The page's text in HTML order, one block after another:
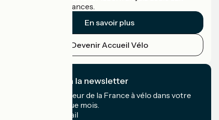
cyclistes en vacances.
En savoir plus
Devenir Accueil Vélo
Je m'abonne à la newsletter
Recevez le meilleur de la France à vélo dans votre
boîte mail chaque mois.
Mon adresse mail